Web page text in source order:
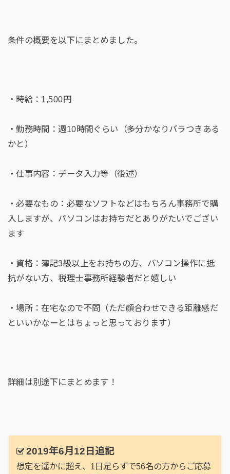
条件の概要を以下にまとめました。
・時給：1,500円
・勤務時間：週10時間ぐらい（多分かなりバラつきある
かと）
・仕事内容：データ入力等（後述）
・必要なもの：必要なソフトなどはもちろん事務所で購
入しますが、パソコンはお持ちだとありがたいでござい
ます
・資格：簿記3級以上をお持ちの方、パソコン操作に抵
抗がない方、税理士事務所経験者だと嬉しい
・場所：在宅なので不問（ただ顔合わせできる距離感だ
といいかなーとはちょっと思っております）
詳細は別途下にまとめます！
2019年6月12日追記
想定を遥かに超え、1日足らずで56名の方からご応募